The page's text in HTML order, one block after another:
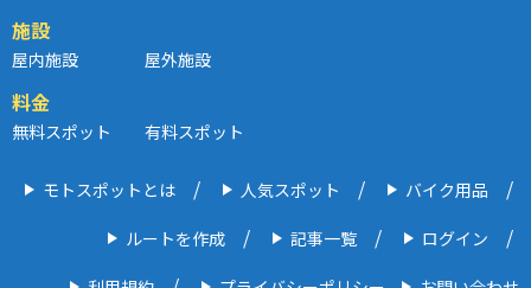
施設
屋内施設 屋外施設
料金
無料スポット 有料スポット
モトスポットとは 人気スポット バイク用品
ルートを作成 記事一覧 ログイン